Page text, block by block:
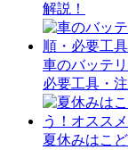
解説！
車のバッテ
必要工具・注
夏休みはこ